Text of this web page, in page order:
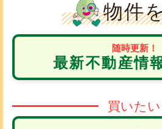
物件
随時更新！
最新不動産情
買いたい